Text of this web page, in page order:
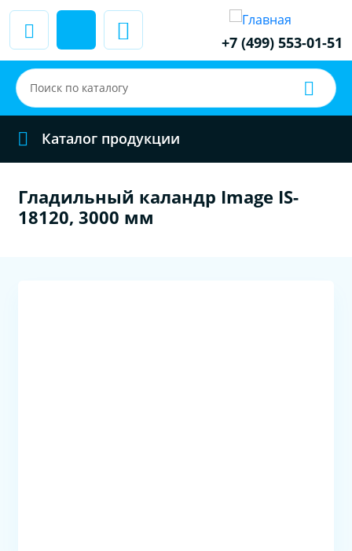
+7 (499) 553-01-51
Каталог продукции
Гладильный каландр Image IS-
18120, 3000 мм